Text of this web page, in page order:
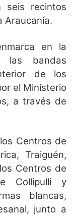
seis recintos
Araucanía.
en la
las bandas
de los
el Ministerio
a través de
Centros de
Traiguén,
Centros de
Collipulli y
blancas,
junto a